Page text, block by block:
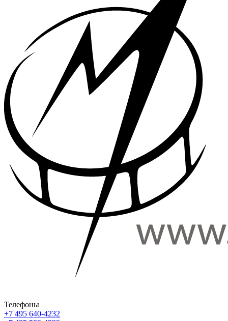
Телефоны
+7 495 640-4232